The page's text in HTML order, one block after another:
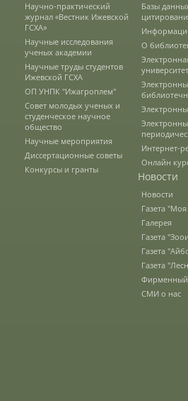
Иностранным студентам
Документы
Зарубежные
программы
Попечительский совет
Гордость университета
Научно-практический
журнал «Вестник Ижевской
ГСХА»
Научные исследования
ученых академии
Научные труды студентов
Ижевской ГСХА
ОП УНПК "Ижагроплем"
Совет молодых ученых и
студенческое научное
общество
Научные мероприятия
Диссертационные советы
Конкурсы и гранты
Базы
О
Интернет-
Онлайн
Новости
Новости
Газета
Галерея
Газета
Газета
Газета
Фирменный
СМИ о нас